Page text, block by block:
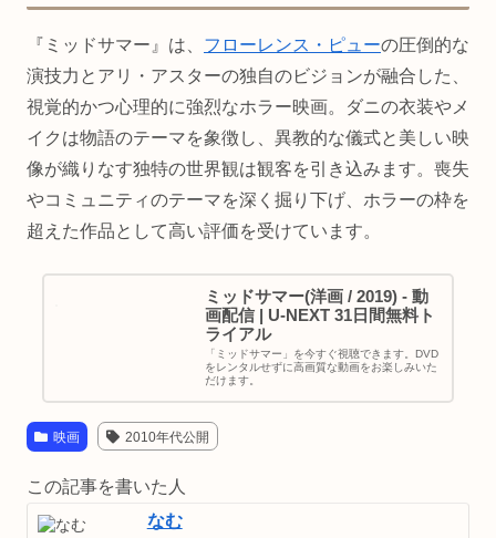
『ミッドサマー』は、 フローレンス・ピューの圧倒的な
演技力とアリ・アスターの独自のビジョンが融合した、
視覚的かつ心理的に強烈なホラー映画。ダニの衣装やメ
イクは物語のテーマを象徴し、異教的な儀式と美しい映
像が織りなす独特の世界観は観客を引き込みます。喪失
やコミュニティのテーマを深く掘り下げ、ホラーの枠を
超えた作品として高い評価を受けています。
ミッドサマー(洋画 / 2019) - 動
画配信 | U-NEXT 31日間無料ト
ライアル
「ミッドサマー」を今すぐ視聴できます。DVD
をレンタルせずに高画質な動画をお楽しみいた
だけます。
映画 2010年代公開
この記事を書いた人
なむ